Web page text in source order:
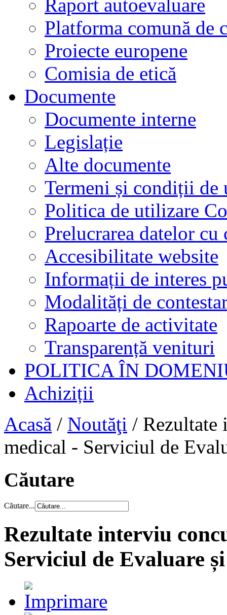
Raport autoevaluare
Platforma comună de
Proiecte europene
Comisia de etică
Documente
Documente interne
Legislație
Alte documente
Termeni și condiții de
Politica de utilizare
Prelucrarea datelor cu
Accesibilitate website
Informații de interes
Modalități de
Rapoarte de activitate
Transparență venituri
POLITICA ÎN
Achiziții
Acasă / Noutăţi / Rezultate
medical - Serviciul de
Căutare
Căutare...
Rezultate interviu
Serviciul de Evaluare